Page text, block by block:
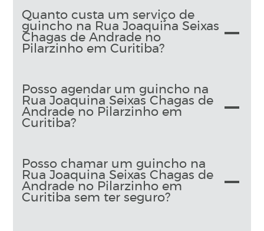
Quanto custa um serviço de
guincho na Rua Joaquina Seixas
Chagas de Andrade no
Pilarzinho em Curitiba?
Posso agendar um guincho na
Rua Joaquina Seixas Chagas de
Andrade no Pilarzinho em
Curitiba?
Posso chamar um guincho na
Rua Joaquina Seixas Chagas de
Andrade no Pilarzinho em
Curitiba sem ter seguro?